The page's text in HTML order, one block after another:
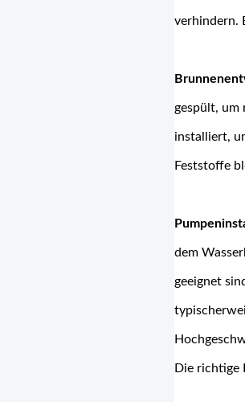
verhindern.
gespült, um
installiert,
Feststoffe
dem
geeignet
Die richtige